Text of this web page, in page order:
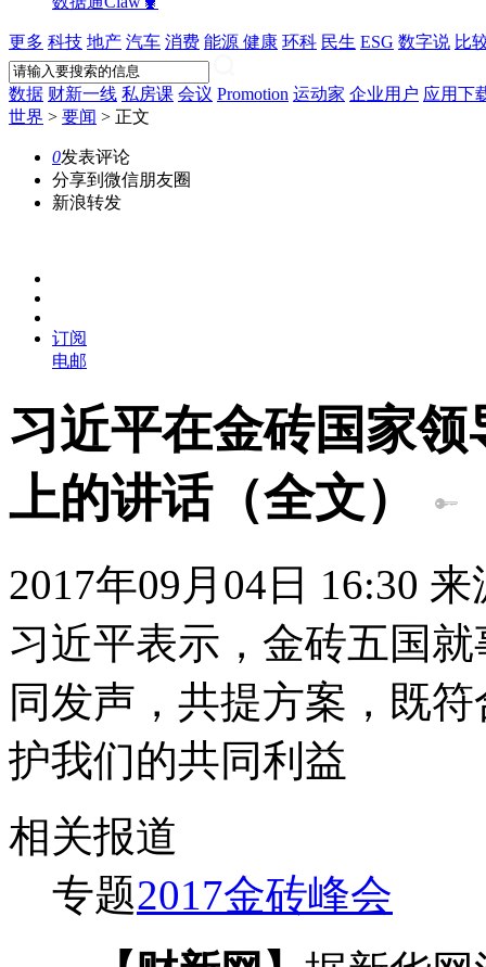
更多 科技 地产 汽车 消费 能源 健康 环科 民生 ESG 数字说 比
数据 财新一线 私房课 会议 Promotion 运动家 企业用户 应用下
世界 > 要闻 > 正文
0发表评论
分享到微信朋友圈
新浪转发
订阅
电邮
习近平在金砖国家
上的讲话（全文）
2017年09月04日 16:30
习近平表示，金砖五国
同发声，共提方案，既
护我们的共同利益
相关报道
专题2017金砖峰会